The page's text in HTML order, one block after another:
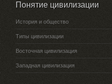
Понятие цивилизации
История и общество
Типы цивилизации
Восточная цивилизация
Западная цивилизация